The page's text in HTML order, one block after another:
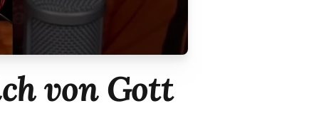
von Gott